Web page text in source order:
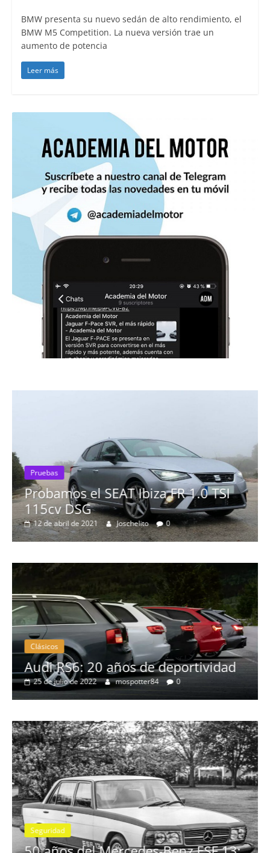
BMW presenta su nuevo sedán de alto rendimiento, el
BMW M5 Competition. La nueva versión trae un
aumento de potencia
Leer más
Pruebas
Probamos el SEAT Ibiza FR 1.0 TSI
115cv DSG
12 de abril de 2021 Joschelito 0
Clásicos
Audi RS6: 20 años de deportividad
25 de julio de 2022 mospotter84 0
Seguridad